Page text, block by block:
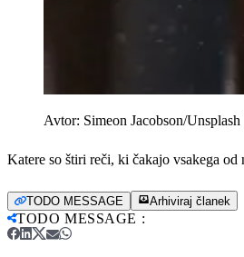
Avtor: Simeon Jacobson/
Katere so štiri reči, ki čakajo vsakega od
TODO MESSAGE Arhiviraj članek
TODO MESSAGE :